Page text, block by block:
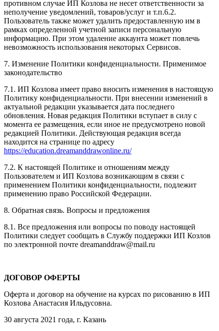
противном случае ИП Козлова не несет ответственности за
неполучение уведомлений, товаров/услуг и т.п.6.2.
Пользователь также может удалить предоставленную им в
рамках определенной учетной записи персональную
информацию. При этом удаление аккаунта может повлечь
невозможность использования некоторых Сервисов.
7. Изменение Политики конфиденциальности. Применимое
законодательство
7.1. ИП Козлова имеет право вносить изменения в настоящую
Политику конфиденциальности. При внесении изменений в
актуальной редакции указывается дата последнего
обновления. Новая редакция Политики вступает в силу с
момента ее размещения, если иное не предусмотрено новой
редакцией Политики. Действующая редакция всегда
находится на странице по адресу
https://education.dreamanddrawonline.ru/
7.2. К настоящей Политике и отношениям между
Пользователем и ИП Козлова возникающим в связи с
применением Политики конфиденциальности, подлежит
применению право Российской Федерации.
8. Обратная связь. Вопросы и предложения
8.1. Все предложения или вопросы по поводу настоящей
Политики следует сообщать в Службу поддержки ИП Козлов
по электронной почте dreamanddraw@mail.ru
ДОГОВОР ОФЕРТЫ
Оферта и договор на обучение на курсах по рисованию в ИП
Козлова Анастасия Ильдусовна.
30 августа 2021 года, г. Казань